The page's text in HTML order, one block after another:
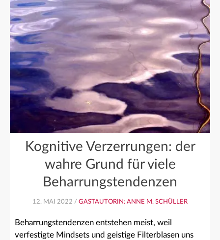
Kognitive Verzerrungen: der
wahre Grund für viele
Beharrungstendenzen
12. MAI 2022 / GASTAUTORIN: ANNE M. SCHÜLLER
Beharrungstendenzen entstehen meist, weil
verfestigte Mindsets und geistige Filterblasen uns